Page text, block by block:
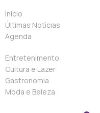
Início
Últimas Notícias
Agenda
Entretenimento
Cultura e Lazer
Gastronomia
Moda e Beleza